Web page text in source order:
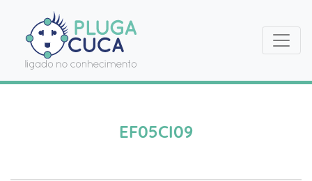
EF05CI09